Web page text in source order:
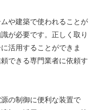
や建築で使われることが
が必要です。正しく取り
活用することができま
できる専門業者に依頼す
の制御に便利な装置で